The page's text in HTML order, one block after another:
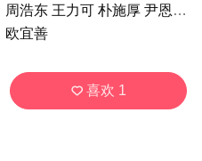
周浩东 王力可 朴施厚 尹恩惠
欧宜善
喜欢 1